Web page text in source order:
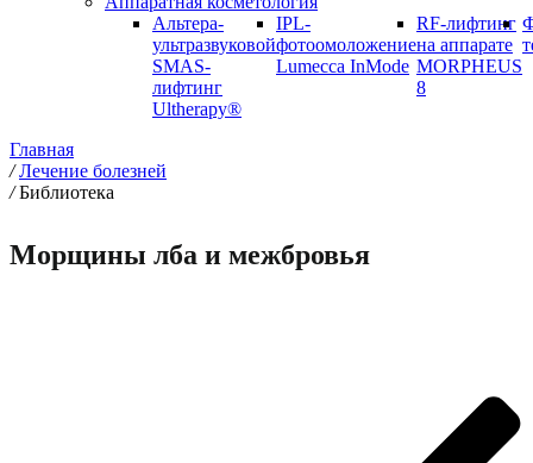
Альтера-
ультразвуковой
SMAS-
лифтинг
Ultherapy®
IPL-
фотоомоложение
Lumecca InMode
RF-лифтинг
на аппарате
MORPHEUS
8
Главная
/ Лечение болезней
/ Библиотека
Морщины лба и межбровья